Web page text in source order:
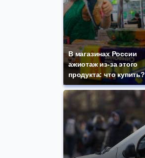
В магазинах России
ажиотаж из-за этого
продукта: что купить?